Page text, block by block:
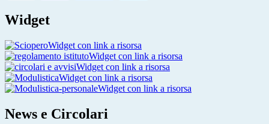
Widget
Widget con link a risorsa
Widget con link a risorsa
Widget con link a risorsa
Widget con link a risorsa
Widget con link a risorsa
News e Circolari